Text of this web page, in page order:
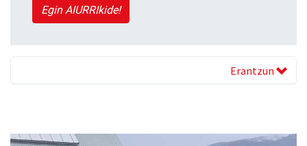
Egin AIURRIkide!
Erantzun